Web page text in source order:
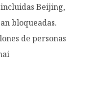
Beijing,
bloqueadas.
de personas